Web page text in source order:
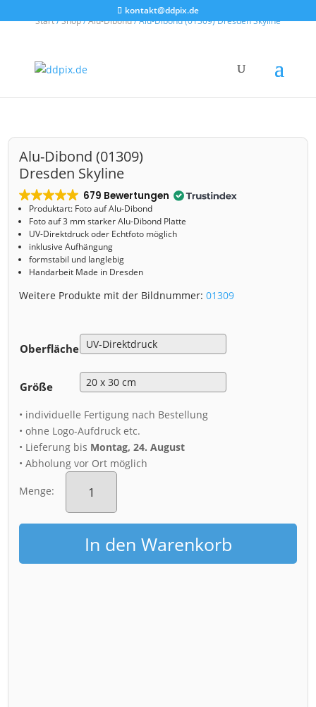
kontakt@ddpix.de
Start/Shop/Alu-Dibond/ Alu-Dibond (01309) Dresden Skyline
Alu-Dibond (01309)
Dresden Skyline
679 Bewertungen
Produktart: Foto auf Alu-Dibond
Foto auf 3 mm starker Alu-Dibond Platte
UV-Direktdruck oder Echtfoto möglich
inklusive Aufhängung
formstabil und langlebig
Handarbeit Made in Dresden
Weitere Produkte mit der Bildnummer:01309
Oberfläche
Größe
• individuelle Fertigung nach Bestellung
• ohne Logo-Aufdruck etc.
• Lieferung bis Montag, 24. August
• Abholung vor Ort möglich
Menge:
Alu-
Dibond
Dresden
Skyline
MengeIn den Warenkorb